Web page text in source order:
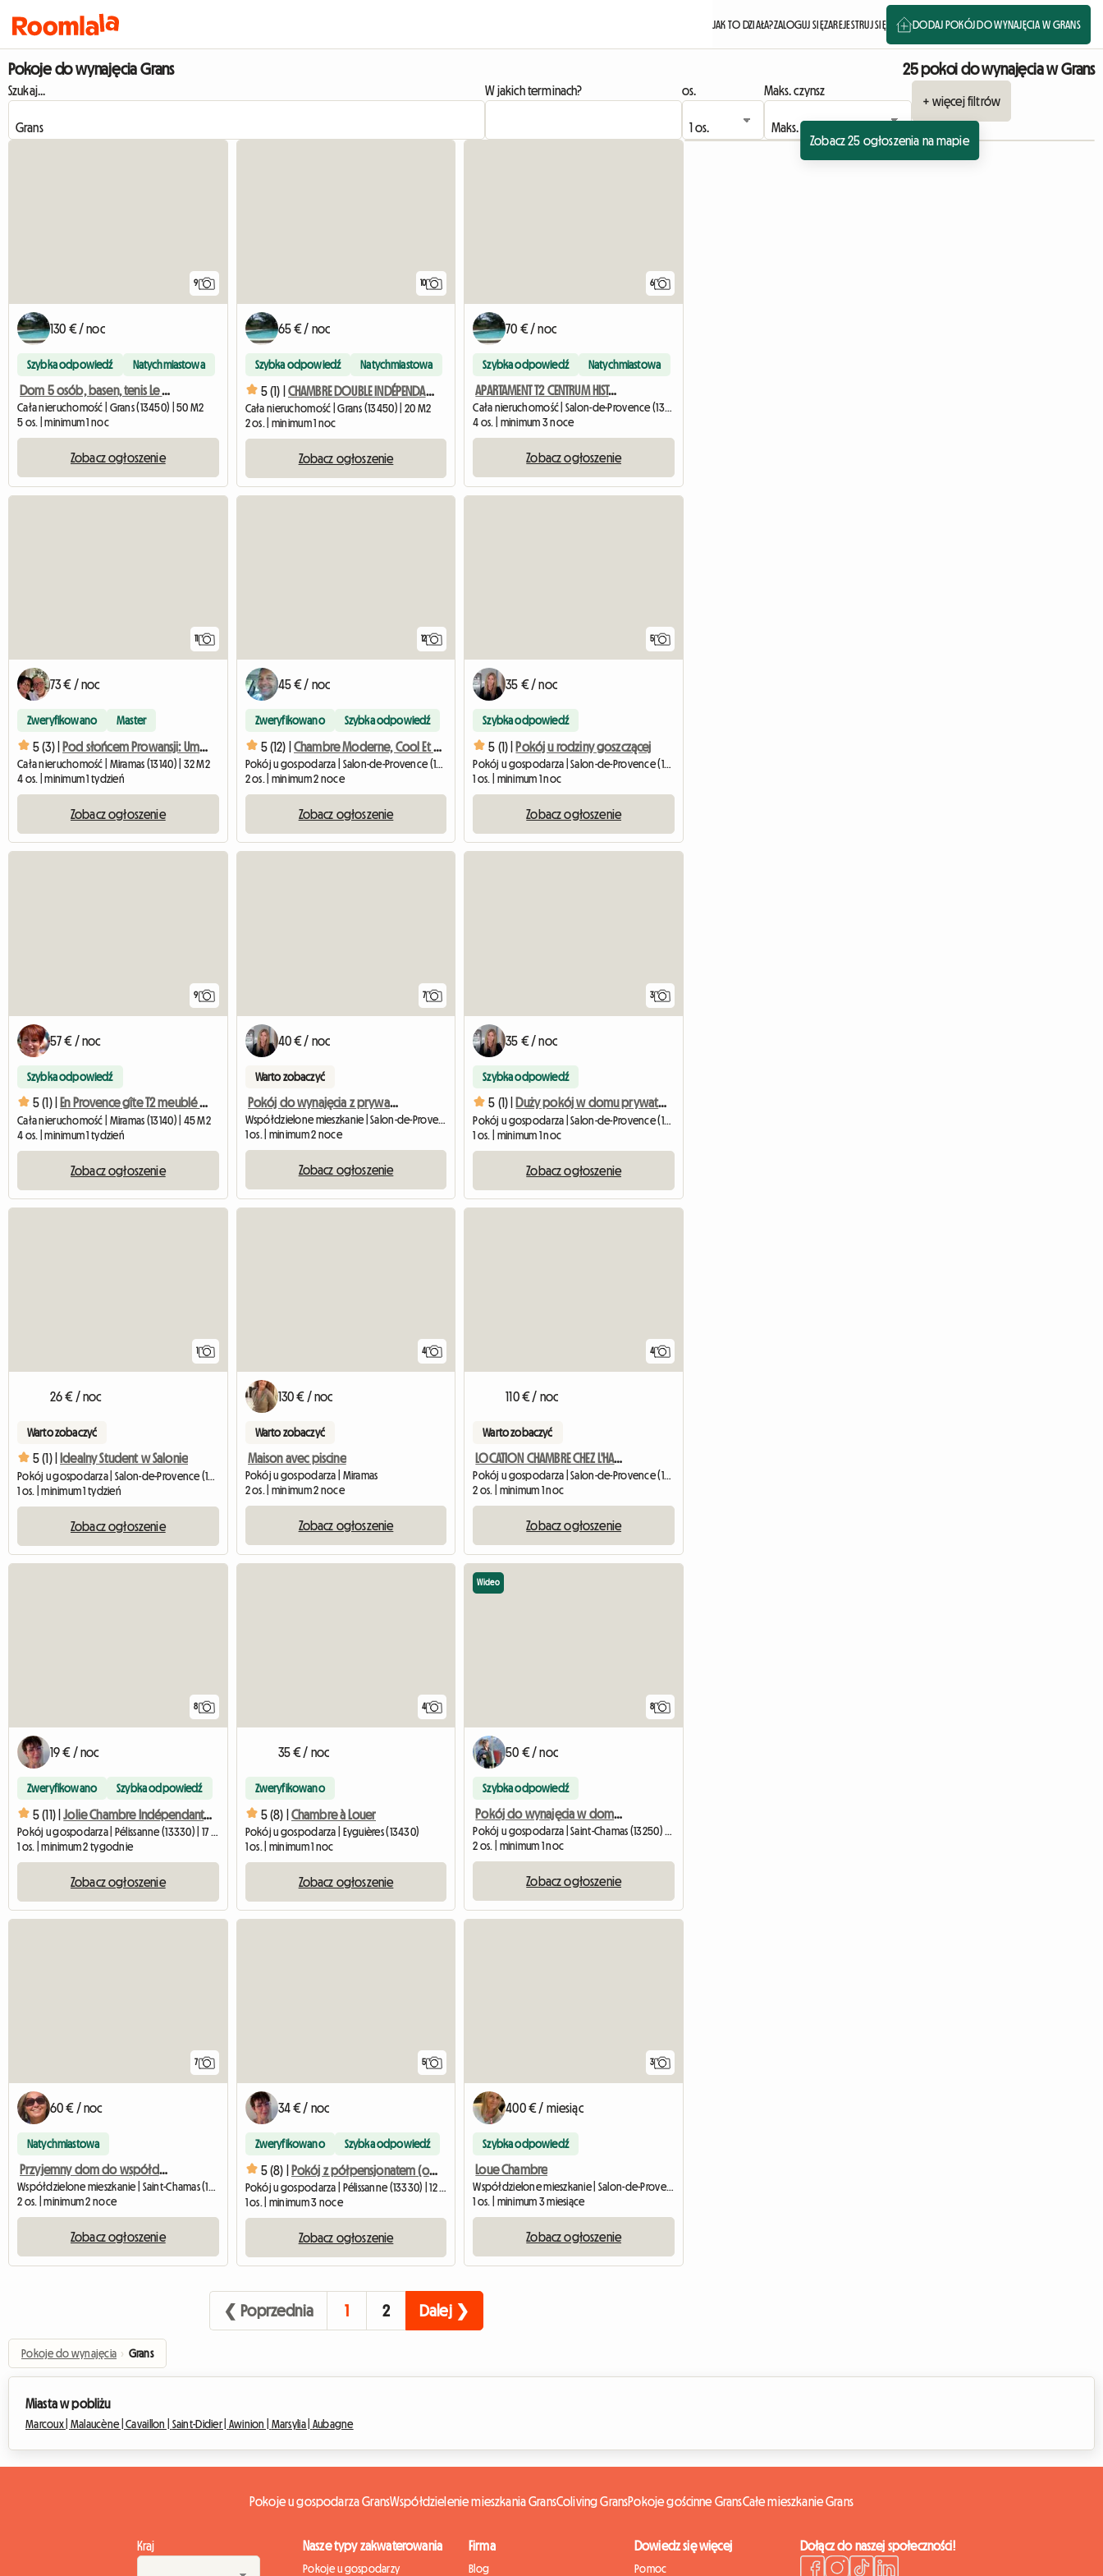
JAK TO DZIAŁA?ZALOGUJ SIĘZAREJESTRUJ SIĘ DODAJ POKÓJ DO WYNAJĘCIA W GRANS
Pokoje do wynajęcia Grans 25 pokoi do wynajęcia w Grans
Szukaj... W jakich terminach? os.
Maks. czynsz
+ więcej filtrów
Zobacz 25 ogłoszenia na mapie
9
130 € / noc
Szybka odpowiedź Natychmiastowa
Dom 5 osób, basen, tenis Le Domaine d'Alèzen
Cała nieruchomość | Grans (13450) | 50 M2
5 os. | minimum 1 noc
Zobacz ogłoszenie
10
65 € / noc
Szybka odpowiedź Natychmiastowa
5 (1) | CHAMBRE DOUBLE INDÉPENDANTE AVEC TERRASSE ET CUISINE D’ÉTÉ
Cała nieruchomość | Grans (13450) | 20 M2
2 os. | minimum 1 noc
Zobacz ogłoszenie
6
70 € / noc
Szybka odpowiedź Natychmiastowa
APARTAMENT T2 CENTRUM HISTORYCZNE - L’Annex d’Alèz
Cała nieruchomość | Salon-de-Provence (13300) | 35 M2
4 os. | minimum 3 noce
Zobacz ogłoszenie
73 € / noc
Zweryfikowano Master
5 (3) | Pod słońcem Prowansji: Umeblowany T2 L'Olivier Gite
Cała nieruchomość | Miramas (13140) | 32 M2
4 os. | minimum 1 tydzień
Zobacz ogłoszenie
12
45 € / noc
Zweryfikowano Szybka odpowiedź
5 (12) | Chambre Moderne, Cool Et Conviviale
Pokój u gospodarza | Salon-de-Provence (13300) | 140 M2
2 os. | minimum 2 noce
Zobacz ogłoszenie
5
35 € / noc
Szybka odpowiedź
5 (1) | Pokój u rodziny goszczącej
Pokój u gospodarza | Salon-de-Provence (13300) | 10 M2
1 os. | minimum 1 noc
Zobacz ogłoszenie
9
57 € / noc
Szybka odpowiedź
5 (1) | En Provence gîte T2 meublé climatisé
Cała nieruchomość | Miramas (13140) | 45 M2
4 os. | minimum 1 tydzień
Zobacz ogłoszenie
7
40 € / noc
Warto zobaczyć
Pokój do wynajęcia z prywatnym prysznicem
Współdzielone mieszkanie | Salon-de-Provence (13300) | 12 M2
1 os. | minimum 2 noce
Zobacz ogłoszenie
3
35 € / noc
Szybka odpowiedź
5 (1) | Duży pokój w domu prywatnym
Pokój u gospodarza | Salon-de-Provence (13300) | 14 M2
1 os. | minimum 1 noc
Zobacz ogłoszenie
1
26 € / noc
Warto zobaczyć
5 (1) | Idealny Student w Salonie
Pokój u gospodarza | Salon-de-Provence (13300)
1 os. | minimum 1 tydzień
Zobacz ogłoszenie
4
130 € / noc
Warto zobaczyć
Maison avec piscine
Pokój u gospodarza | Miramas
2 os. | minimum 2 noce
Zobacz ogłoszenie
4
110 € / noc
Warto zobaczyć
LOCATION CHAMBRE CHEZ L'HABITANT DE PREFERENCE COURT SEJOUR
Pokój u gospodarza | Salon-de-Provence (13300) | 16 M2
2 os. | minimum 1 noc
Zobacz ogłoszenie
8
19 € / noc
Zweryfikowano Szybka odpowiedź
5 (11) | Jolie Chambre Indépendante à Pélissanne
Pokój u gospodarza | Pélissanne (13330) | 17 M2
1 os. | minimum 2 tygodnie
Zobacz ogłoszenie
4
35 € / noc
Zweryfikowano
5 (8) | Chambre à Louer
Pokój u gospodarza | Eyguières (13430)
1 os. | minimum 1 noc
Zobacz ogłoszenie
8
Wideo
50 € / noc
Szybka odpowiedź
Pokój do wynajęcia w domu gospodarza (Saint-Chamas - 13250)
Pokój u gospodarza | Saint-Chamas (13250) | 12 M2
2 os. | minimum 1 noc
Zobacz ogłoszenie
7
60 € / noc
Natychmiastowa
Przyjemny dom do współdzielenia
Współdzielone mieszkanie | Saint-Chamas (13250) | 12 M2
2 os. | minimum 2 noce
Zobacz ogłoszenie
5
34 € / noc
Zweryfikowano Szybka odpowiedź
5 (8) | Pokój z półpensjonatem (obiadokolacja/śniadanie)
Pokój u gospodarza | Pélissanne (13330) | 12 M2
1 os. | minimum 3 noce
Zobacz ogłoszenie
3
400 € / miesiąc
Szybka odpowiedź
Loue Chambre
Współdzielone mieszkanie | Salon-de-Provence (13300) | 12 M2
1 os. | minimum 3 miesiące
Zobacz ogłoszenie
❮ Poprzednia 1 2 Dalej ❯
Pokoje do wynajęcia › Grans
Miasta w pobliżu
Marcoux | Malaucène |Cavaillon | Saint-Didier | Awinion | Marsylia | Aubagne
Pokoje u gospodarza GransWspółdzielenie mieszkania GransColiving GransPokoje gościnne GransCałe mieszkanie Grans
Kraj Nasze typy zakwaterowania
Pokoje u gospodarzy
Firma
Blog
Dowiedz się więcej
Pomoc
Dołącz do naszej społeczności!